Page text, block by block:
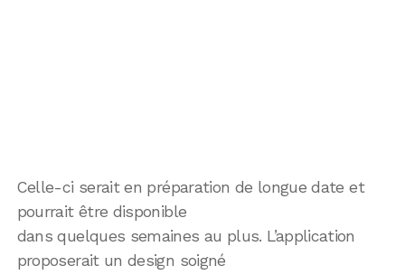
Celle-ci serait en préparation de longue date et
pourrait être disponible
dans quelques semaines au plus. L’application
proposerait un design soigné